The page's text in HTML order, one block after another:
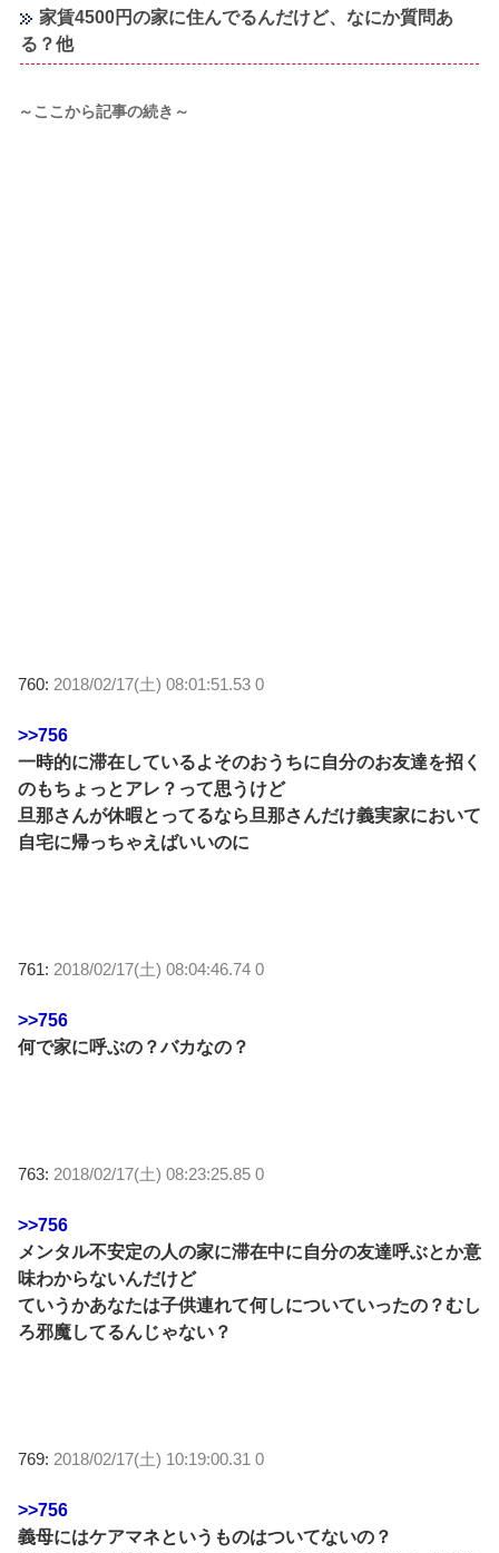
家賃4500円の家に住んでるんだけど、なにか質問あ
る？他
～ここから記事の続き～
760: 2018/02/17(土) 08:01:51.53 0
>>756
一時的に滞在しているよそのおうちに自分のお友達を招く
のもちょっとアレ？って思うけど
旦那さんが休暇とってるなら旦那さんだけ義実家において
自宅に帰っちゃえばいいのに
761: 2018/02/17(土) 08:04:46.74 0
>>756
何で家に呼ぶの？バカなの？
763: 2018/02/17(土) 08:23:25.85 0
>>756
メンタル不安定の人の家に滞在中に自分の友達呼ぶとか意
味わからないんだけど
ていうかあなたは子供連れて何しについていったの？むし
ろ邪魔してるんじゃない？
769: 2018/02/17(土) 10:19:00.31 0
>>756
義母にはケアマネというものはついてないの？